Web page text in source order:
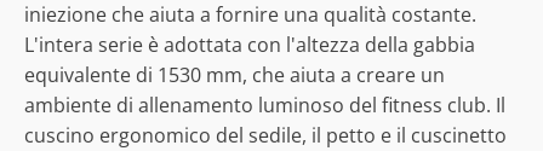
iniezione che aiuta a fornire una qualità costante.
L'intera serie è adottata con l'altezza della gabbia
equivalente di 1530 mm, che aiuta a creare un
ambiente di allenamento luminoso del fitness club. Il
cuscino ergonomico del sedile, il petto e il cuscinetto